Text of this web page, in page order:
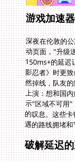
游戏加速
深夜在伦敦的
动页面，"升
150ms+的延迟
影忍者》时更
然掉线，队友
上演：想和国
示"区域不可用
的叹息。这些
遇的路线拥堵
破解延迟